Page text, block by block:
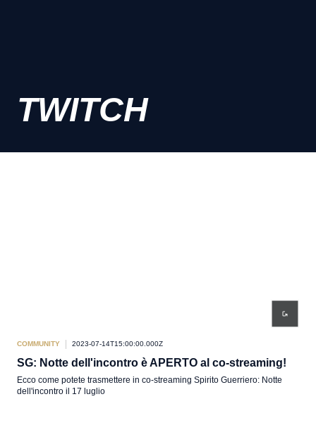
TWITCH
COMMUNITY 2023-07-14T15:00:00.000Z
SG: Notte dell'incontro è APERTO al co-streaming!
Ecco come potete trasmettere in co-streaming Spirito Guerriero: Notte
dell'incontro il 17 luglio